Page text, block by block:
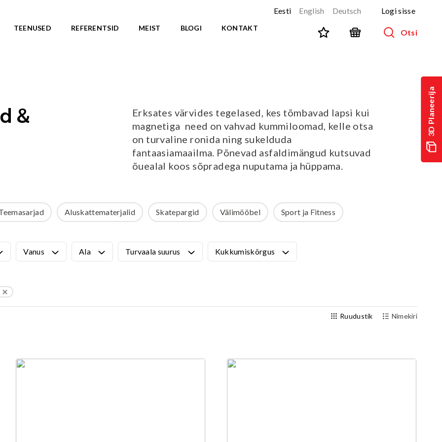
3D Planeerija
Eesti English Deutsch Logi sisse
TEENUSED REFERENTSID MEIST BLOGI KONTAKT Otsi
TO WILDLIFE
teemasari
teemasari
teemasari
teemasari
turvaaluskate
Minirambid
Skatepargi elemendid
Monoliitsed skatepargid
Kõik tooted
Linnaruumi tooted
UUS! PARKUUR
URBAN sari
Spordivahendid
Välitreeningvahendid
Multifunktsionaalsed väljakud
TEQ mängulauad
&
Erksates värvides tegelased, kes tõmbavad lapsi kui
magnetiga  need on vahvad kummiloomad, kelle otsa
on turvaline ronida ning sukelduda
fantaasiamaailma. Põnevad asfaldimängud kutsuvad
õuealal koos sõpradega nuputama ja hüppama.
Aluskattematerjalid Skatepargid Välimööbel Sport ja Fitness
Vanus Ala Turvaala suurus
Kukkumiskõrgus
Ruudustik Nimekiri